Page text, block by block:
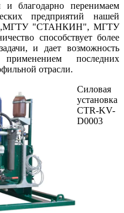
благодарно перенимаем
предприятий нашей
"СТАНКИН", МГТУ
способствует более
и дает возможность
последних
отрасли.
Силовая
установка
CTR-KV-
D0003